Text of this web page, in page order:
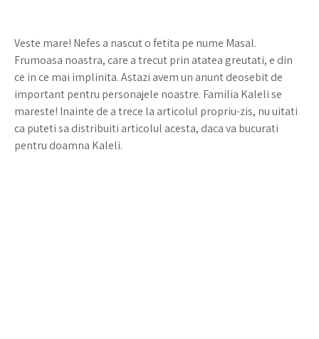
Veste mare! Nefes a nascut o fetita pe nume Masal.
Frumoasa noastra, care a trecut prin atatea greutati, e din
ce in ce mai implinita. Astazi avem un anunt deosebit de
important pentru personajele noastre. Familia Kaleli se
mareste! Inainte de a trece la articolul propriu-zis, nu uitati
ca puteti sa distribuiti articolul acesta, daca va bucurati
pentru doamna Kaleli.